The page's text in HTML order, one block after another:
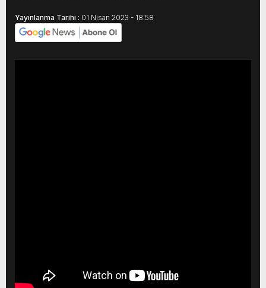
GERÇEKLEŞTİ
Yayınlanma Tarihi : 01 Nisan 2023 - 18:58